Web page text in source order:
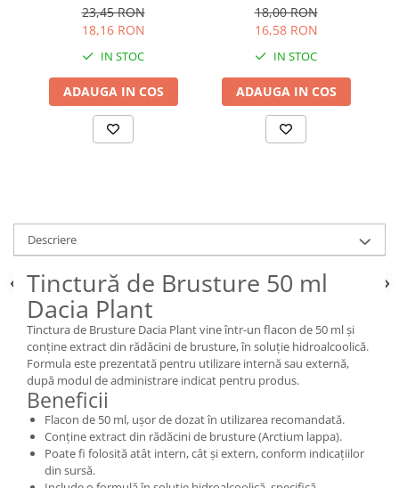
23,45 RON
18,16 RON
IN STOC
ADAUGA IN COS
18,00 RON
16,58 RON
IN STOC
ADAUGA IN COS
Descriere
Tinctură de Brusture 50 ml
Dacia Plant
Tinctura de Brusture Dacia Plant vine într-un flacon de 50 ml și
conține extract din rădăcini de brusture, în soluție hidroalcoolică.
Formula este prezentată pentru utilizare internă sau externă,
după modul de administrare indicat pentru produs.
Beneficii
Flacon de 50 ml, ușor de dozat în utilizarea recomandată.
Conține extract din rădăcini de brusture (Arctium lappa).
Poate fi folosită atât intern, cât și extern, conform indicațiilor
din sursă.